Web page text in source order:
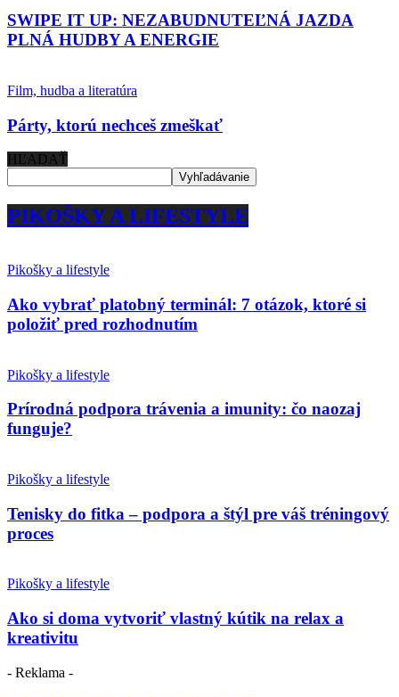
SWIPE IT UP: NEZABUDNUTEĽNÁ JAZDA
PLNÁ HUDBY A ENERGIE
Film, hudba a literatúra
Párty, ktorú nechceš zmeškať
HĽADAŤ
PIKOŠKY A LIFESTYLE
Pikošky a lifestyle
Ako vybrať platobný terminál: 7 otázok, ktoré si
položiť pred rozhodnutím
Pikošky a lifestyle
Prírodná podpora trávenia a imunity: čo naozaj
funguje?
Pikošky a lifestyle
Tenisky do fitka – podpora a štýl pre váš tréningový
proces
Pikošky a lifestyle
Ako si doma vytvoriť vlastný kútik na relax a
kreativitu
- Reklama -